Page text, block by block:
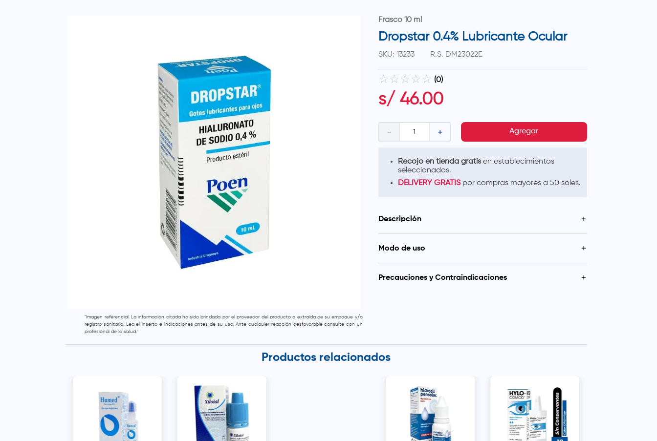
"Imagen referencial. La información citada ha sido brindada por el proveedor del producto o extraída de su empaque y/o
registro sanitario. Lea el inserto e indicaciones antes de su uso. Ante cualquier reacción desfavorable consulte con un
profesional de la salud."
Frasco 10 ml
Dropstar 0.4% Lubricante Ocular
SKU: 13233 R.S. DM23022E
☆ ☆ ☆ ☆ ☆ (0)
s/ 46.00
＋
－ Agregar
Recojo en tienda gratisen establecimientos
seleccionados.
DELIVERY GRATISpor compras mayores a 50 soles.
Descripción
Solución oftálmica estéril formulada como lubricante y
humectante ocular. Indicada para aliviar la sensación de
Modo de uso
indicación médica.
Precauciones y Contraindicaciones
Productos relacionados